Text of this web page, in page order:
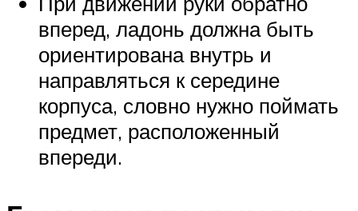
вперед, ладонь должна быть
ориентирована внутрь и
направляться к середине
корпуса, словно нужно поймать
предмет, расположенный
впереди.